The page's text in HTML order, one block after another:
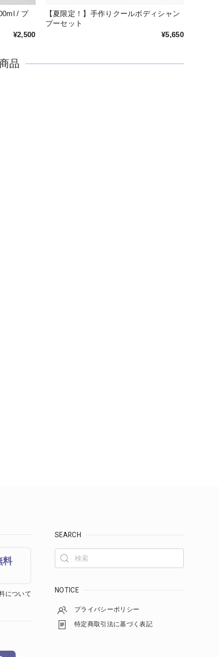
/ プ
¥2,500
【夏限定！】手作りクールボディシャン
プーセット
¥5,650
品
料
について
SEARCH
NOTICE
プライバシーポリシー
特定商取引法に基づく表記